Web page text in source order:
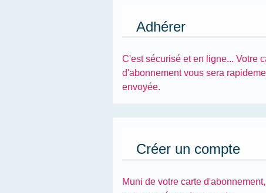
Adhérer
C'est sécurisé et en ligne... Votre
d'abonnement vous sera
envoyée.
Créer un compte
Muni de votre carte